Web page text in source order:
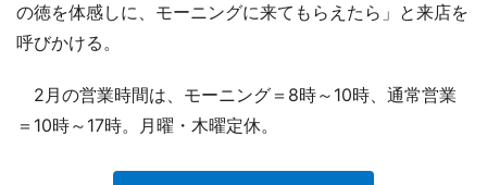
の徳を体感しに、モーニングに来てもらえたら」と来店を
呼びかける。
2月の営業時間は、モーニング＝8時～10時、通常営業
＝10時～17時。月曜・木曜定休。